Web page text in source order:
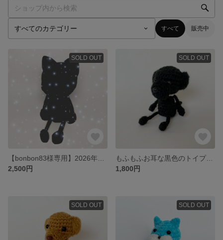
すべて 販売中
SOLD OUT
2,500円
SOLD OUT
もふもふお耳な黒色のトイプードルのミニわんぬ【犬 / キーホルダー / お祝い / 出産祝い】
1,800円
SOLD OUT SOLD OUT